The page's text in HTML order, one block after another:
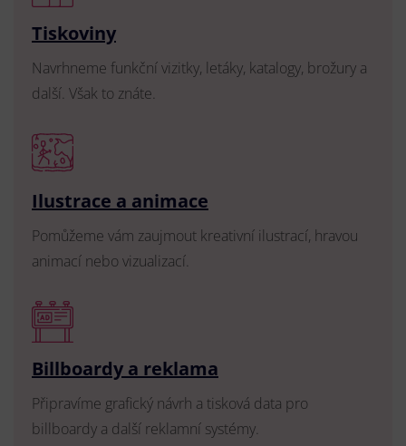
Tiskoviny
Navrhneme funkční vizitky, letáky, katalogy, brožury a
další. Však to znáte.
Ilustrace a animace
Pomůžeme vám zaujmout kreativní ilustrací, hravou
animací nebo vizualizací.
Billboardy a reklama
Připravíme grafický návrh a tisková data pro
billboardy a další reklamní systémy.